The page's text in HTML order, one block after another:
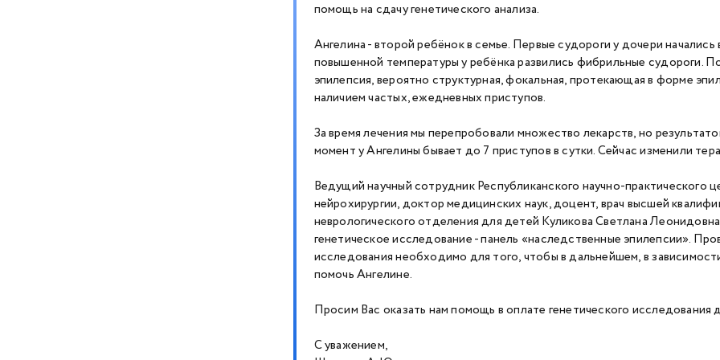
помощь на сдачу генетического анализа.
Ангелина - второй ребёнок в семье. Первые судороги у дочери
повышенной температуры у ребёнка развились фибрильные судороги.
эпилепсия, вероятно структурная, фокальная, протекающая в форме
наличием частых, ежедневных приступов.
За время лечения мы перепробовали множество лекарств, но
момент у Ангелины бывает до 7 приступов в сутки. Сейчас изменили
Ведущий научный сотрудник Республиканского научно-практического
нейрохирургии, доктор медицинских наук, доцент, врач высшей
неврологического отделения для детей Куликова Светлана
генетическое исследование - панель «наследственные эпилепсии».
исследования необходимо для того, чтобы в дальнейшем, в
помочь Ангелине.
Просим Вас оказать нам помощь в оплате генетического исследования
С уважением,